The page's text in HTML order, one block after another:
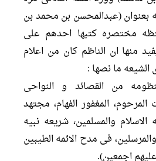
بعنوان (عبدالمحسن بن محمد بن
مختصره کتبها احدهم علی
منها ان الناظم کان من اعلام
ما نصها :
من القصائد و النواحی
المغفور الفهام، مجتهد
والمسلمین، شریعه نبیه
فی مدح الائمه الطیبین
اجمعین).